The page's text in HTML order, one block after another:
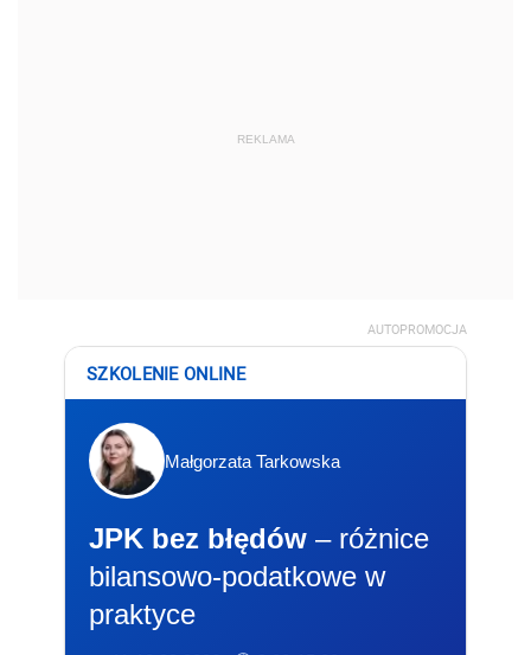
REKLAMA
AUTOPROMOCJA
SZKOLENIE ONLINE
Małgorzata Tarkowska
JPK bez błędów – różnice
bilansowo-podatkowe w
praktyce